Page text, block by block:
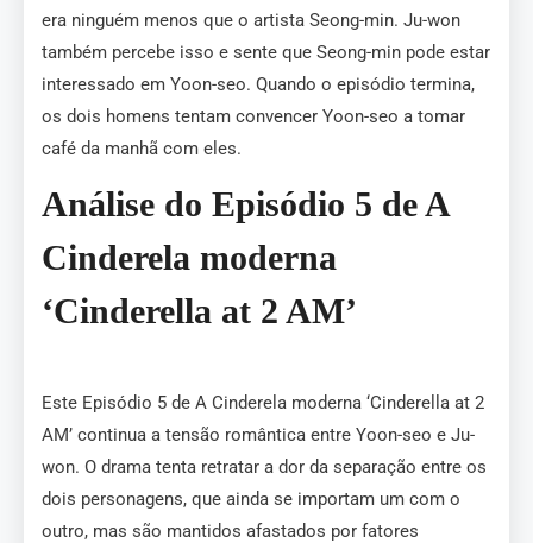
era ninguém menos que o artista Seong-min. Ju-won
também percebe isso e sente que Seong-min pode estar
interessado em Yoon-seo. Quando o episódio termina,
os dois homens tentam convencer Yoon-seo a tomar
café da manhã com eles.
Análise do Episódio 5 de A
Cinderela moderna
‘Cinderella at 2 AM’
Este Episódio 5 de A Cinderela moderna ‘Cinderella at 2
AM’ continua a tensão romântica entre Yoon-seo e Ju-
won. O drama tenta retratar a dor da separação entre os
dois personagens, que ainda se importam um com o
outro, mas são mantidos afastados por fatores